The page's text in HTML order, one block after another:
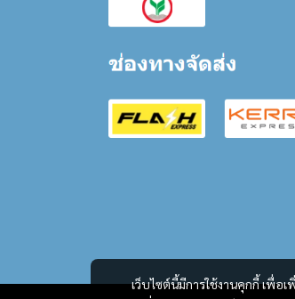
เว็บไซต์นี้มีการใช้งานคุกกี้ เพื่อ